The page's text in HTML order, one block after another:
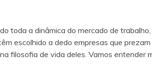
toda a dinâmica do mercado de
escolhido a dedo empresas que
filosofia de vida deles. Vamos entender